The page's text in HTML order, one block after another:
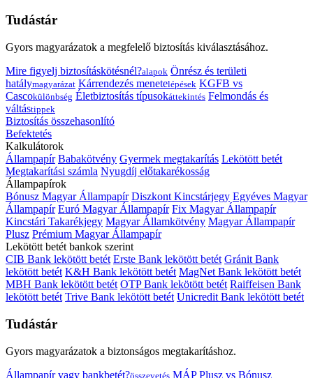
Tudástár
Gyors magyarázatok a megfelelő biztosítás kiválasztásához.
Mire figyelj biztosításkötésnél?alapok Önrész és területi
hatálymagyarázat Kárrendezés menetelépések KGFB vs
Cascokülönbség Életbiztosítás típusokáttekintés Felmondás és
váltástippek
Biztosítás összehasonlító
Befektetés
Kalkulátorok
Állampapír Babakötvény Gyermek megtakarítás Lekötött betét
Megtakarítási számla Nyugdíj előtakarékosság
Állampapírok
Bónusz Magyar Állampapír Diszkont Kincstárjegy Egyéves Magyar
Állampapír Euró Magyar Állampapír Fix Magyar Állampapír
Kincstári Takarékjegy Magyar Államkötvény Magyar Állampapír
Plusz Prémium Magyar Állampapír
Lekötött betét bankok szerint
CIB Bank lekötött betét Erste Bank lekötött betét Gránit Bank
lekötött betét K&H Bank lekötött betét MagNet Bank lekötött betét
MBH Bank lekötött betét OTP Bank lekötött betét Raiffeisen Bank
lekötött betét Trive Bank lekötött betét Unicredit Bank lekötött betét
Tudástár
Gyors magyarázatok a biztonságos megtakarításhoz.
Állampapír vagy bankbetét?összevetés MÁP Plusz vs Bónusz